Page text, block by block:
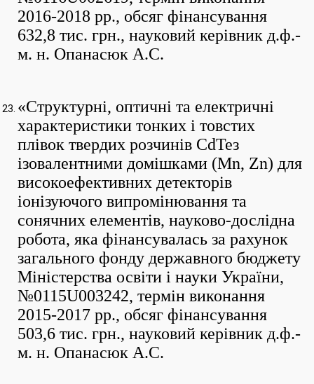
2016-2018 рр., обсяг фінансування
632,8 тис. грн., науковий керівник д.ф.-
м. н. Опанасюк А.С.
«Структурні, оптичні та електричні
характеристики тонких і товстих
плівок твердих розчинів CdTeз
ізовалентними домішками (Mn, Zn) для
високоефективних детекторів
іонізуючого випромінювання та
сонячних елементів, науково-дослідна
робота, яка фінансувалась за рахунок
загального фонду державного бюджету
Міністерства освіти і науки України,
№0115U003242, термін виконання
2015-2017 рр., обсяг фінансування
503,6 тис. грн., науковий керівник д.ф.-
м. н. Опанасюк А.С.